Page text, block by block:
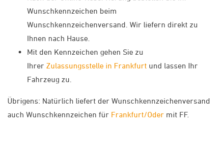
Wunschkennzeichen beim
Wunschkennzeichenversand. Wir liefern direkt zu
Ihnen nach Hause.
Mit den Kennzeichen gehen Sie zu
Ihrer Zulassungsstelle in Frankfurt und lassen Ihr
Fahrzeug zu.
Übrigens: Natürlich liefert der Wunschkennzeichenversand
auch Wunschkennzeichen für Frankfurt/Oder mit FF.